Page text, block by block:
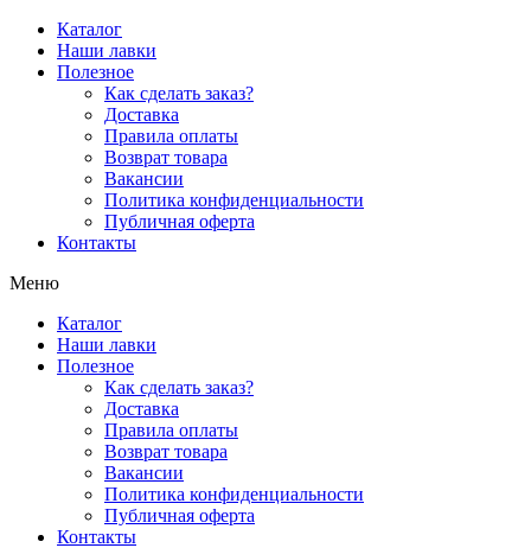
Перейти
содержимому
Каталог
Наши лавки
Полезное
Как сделать заказ?
Доставка
Правила оплаты
Возврат товара
Вакансии
Политика конфиденциальности
Публичная оферта
Контакты
Меню
Каталог
Наши лавки
Полезное
Как сделать заказ?
Доставка
Правила оплаты
Возврат товара
Вакансии
Политика конфиденциальности
Публичная оферта
Контакты